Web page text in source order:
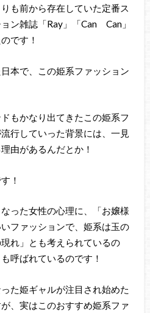
も前から存在していた定番ス
ン雑誌「Ray」「Can Can」
です！
本で、この姫系ファッション
もかなり出てきたこの姫系フ
行していった背景には、一見
由があるんだとか！
！
った女性の心理に、「お嬢様
ファッションで、姫系は玉の
れ」とも考えられているの
呼ばれているのです！
た姫ギャルが注目され始めた
、実はこのおすすめ姫系ファ